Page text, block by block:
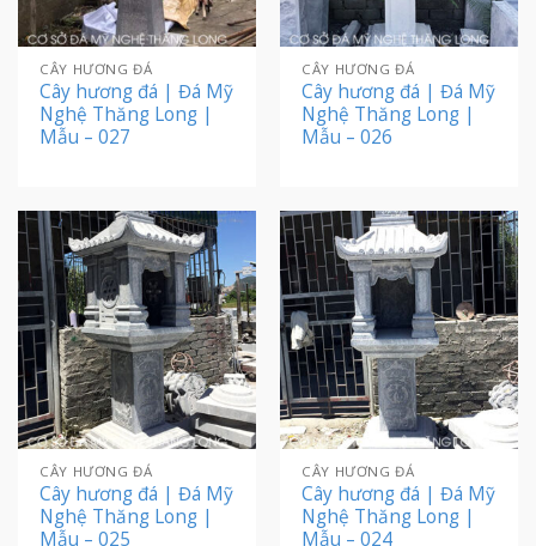
CÂY HƯƠNG ĐÁ
Cây hương đá | Đá Mỹ
Nghệ Thăng Long |
Mẫu – 027
CÂY HƯƠNG ĐÁ
Cây hương đá | Đá Mỹ
Nghệ Thăng Long |
Mẫu – 026
CÂY HƯƠNG ĐÁ
Cây hương đá | Đá Mỹ
Nghệ Thăng Long |
Mẫu – 025
CÂY HƯƠNG ĐÁ
Cây hương đá | Đá Mỹ
Nghệ Thăng Long |
Mẫu – 024